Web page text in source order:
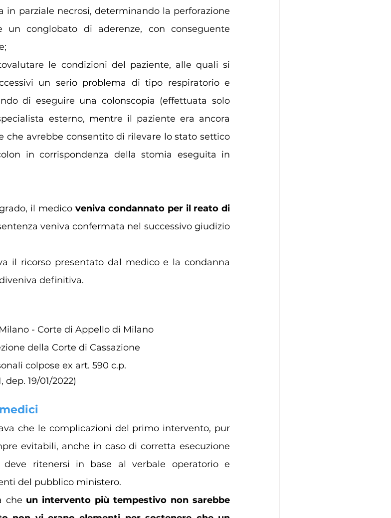
in parziale necrosi, determinando la perforazione
conglobato di aderenze, con conseguente
le condizioni del paziente, alle quali si
un serio problema di tipo respiratorio e
di eseguire una colonscopia (effettuata solo
esterno, mentre il paziente era ancora
che avrebbe consentito di rilevare lo stato settico
in corrispondenza della stomia eseguita in
il medico veniva condannato per il reato di
veniva confermata nel successivo giudizio
il ricorso presentato dal medico e la condanna
definitiva.
- Corte di Appello di Milano
della Corte di Cassazione
colpose ex art. 590 c.p.
dep. 19/01/2022)
che le complicazioni del primo intervento, pur
evitabili, anche in caso di corretta esecuzione
deve ritenersi in base al verbale operatorio e
del pubblico ministero.
che un intervento più tempestivo non sarebbe